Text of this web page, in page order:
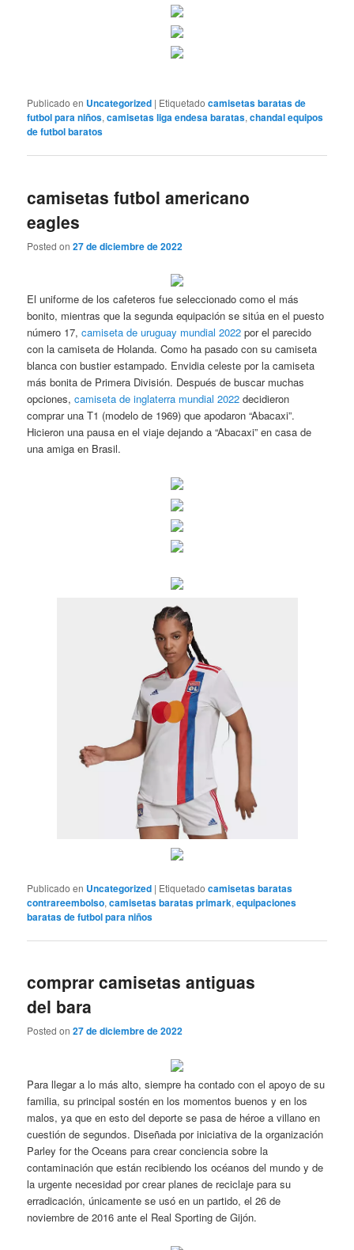
Publicado en Uncategorized | Etiquetado camisetas baratas de
futbol para niños,camisetas liga endesa baratas,chandal equipos
de futbol baratos
camisetas futbol americano
eagles
Posted on27 de diciembre de 2022
El uniforme de los cafeteros fue seleccionado como el más
bonito, mientras que la segunda equipación se sitúa en el puesto
número 17,camiseta de uruguay mundial 2022 por el parecido
con la camiseta de Holanda. Como ha pasado con su camiseta
blanca con bustier estampado. Envidia celeste por la camiseta
más bonita de Primera División. Después de buscar muchas
opciones,camiseta de inglaterra mundial 2022 decidieron
comprar una T1 (modelo de 1969) que apodaron “Abacaxi”.
Hicieron una pausa en el viaje dejando a “Abacaxi” en casa de
una amiga en Brasil.
Publicado en Uncategorized | Etiquetado camisetas baratas
contrareembolso,camisetas baratas primark,equipaciones
baratas de futbol para niños
comprar camisetas antiguas
del bara
Posted on27 de diciembre de 2022
Para llegar a lo más alto, siempre ha contado con el apoyo de su
familia, su principal sostén en los momentos buenos y en los
malos, ya que en esto del deporte se pasa de héroe a villano en
cuestión de segundos. Diseñada por iniciativa de la organización
Parley for the Oceans para crear conciencia sobre la
contaminación que están recibiendo los océanos del mundo y de
la urgente necesidad por crear planes de reciclaje para su
erradicación, únicamente se usó en un partido, el 26 de
noviembre de 2016 ante el Real Sporting de Gijón.